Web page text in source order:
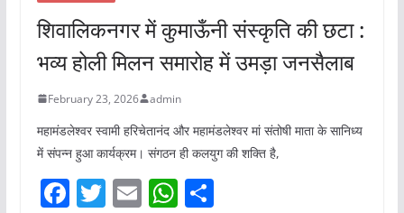
शिवालिकनगर में कुमाऊँनी संस्कृति की छटा :
भव्य होली मिलन समारोह में उमड़ा जनसैलाब
February 23, 2026 admin
महामंडलेश्वर स्वामी हरिचेतानंद और महामंडलेश्वर मां संतोषी माता के सानिध्य
में संपन्न हुआ कार्यक्रम। संगठन ही कलयुग की शक्ति है,
F T E W S